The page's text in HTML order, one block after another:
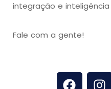
integração e
Fale com a gente!